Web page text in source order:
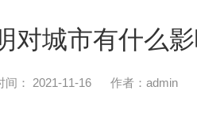
对城市有什么
间： 2021-11-16 作者：admin